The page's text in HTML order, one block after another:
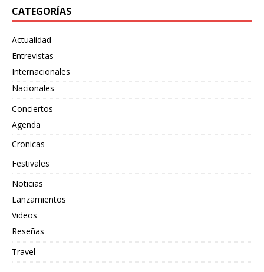
CATEGORÍAS
Actualidad
Entrevistas
Internacionales
Nacionales
Conciertos
Agenda
Cronicas
Festivales
Noticias
Lanzamientos
Videos
Reseñas
Travel